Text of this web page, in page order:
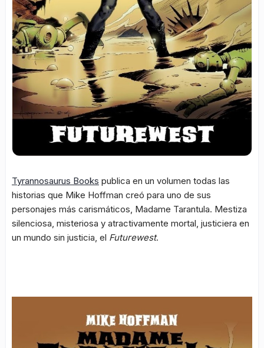
Tyrannosaurus Books publica en un volumen todas las
historias que Mike Hoffman creó para uno de sus
personajes más carismáticos, Madame Tarantula. Mestiza
silenciosa, misteriosa y atractivamente mortal, justiciera en
un mundo sin justicia, el Futurewest.